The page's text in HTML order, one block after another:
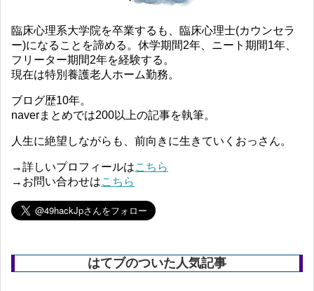
臨床心理系大学院を卒業するも、臨床心理士(カウンセラ
ー)になることを諦める。休学期間2年、ニート期間1年、
フリーター期間2年を経験する。
現在は特別養護老人ホーム勤務。
ブログ歴10年。
naverまとめでは200以上の記事を執筆。
人生に絶望しながらも、前向きに生きていくおっさん。
→詳しいプロフィールはこちら
→お問い合わせはこちら
はてブのついた人気記事